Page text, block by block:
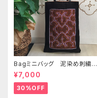
Bagミニバッグ 泥染め刺繍
20x28cm iPadケース お出
かけバッグ 先住民族 工芸
手刺繍 Shipibo bag 手仕事
¥7,000
30%OFF